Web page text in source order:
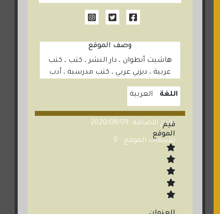
وصف الموقع
هاشيت أنطوان ، دار النشر ، كتب ، كتب
عربية ، ديزني عربي ، كتب مدرسية ، أدب
اللغة العربية
تاريخ الاضافة: 2020/08/09
تقييمات الموقع : 0
قيم
الموقع